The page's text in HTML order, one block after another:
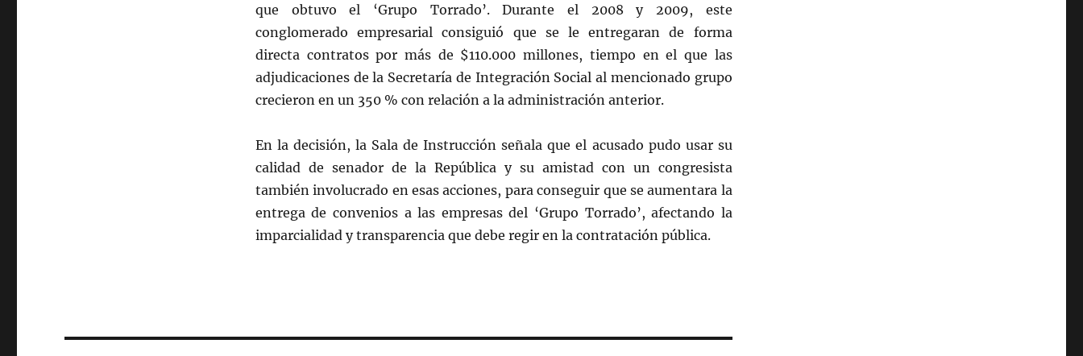
que obtuvo el ‘Grupo Torrado’. Durante el 2008 y 2009, este
conglomerado empresarial consiguió que se le entregaran de forma
directa contratos por más de $110.000 millones, tiempo en el que las
adjudicaciones de la Secretaría de Integración Social al mencionado grupo
crecieron en un 350 % con relación a la administración anterior.
En la decisión, la Sala de Instrucción señala que el acusado pudo usar su
calidad de senador de la República y su amistad con un congresista
también involucrado en esas acciones, para conseguir que se aumentara la
entrega de convenios a las empresas del ‘Grupo Torrado’, afectando la
imparcialidad y transparencia que debe regir en la contratación pública.